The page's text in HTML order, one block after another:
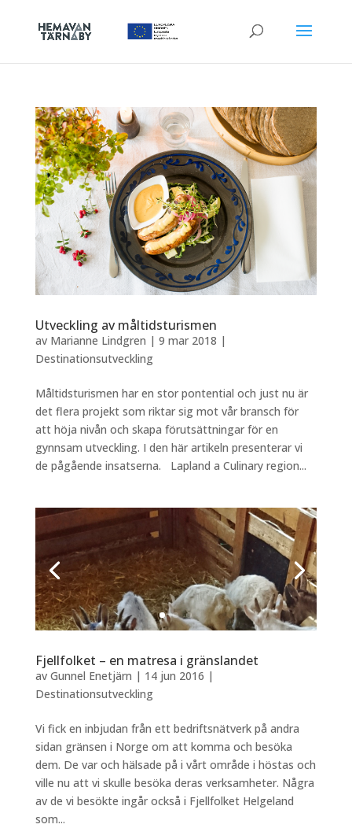
Utveckling av måltidsturismen
av Marianne Lindgren | 9 mar 2018 |
Destinationsutveckling
Måltidsturismen har en stor pontential och just nu är
det flera projekt som riktar sig mot vår bransch för
att höja nivån och skapa förutsättningar för en
gynnsam utveckling. I den här artikeln presenterar vi
de pågående insatserna. Lapland a Culinary region...
Fjellfolket – en matresa i gränslandet
av Gunnel Enetjärn | 14 jun 2016 |
Destinationsutveckling
Vi fick en inbjudan från ett bedriftsnätverk på andra
sidan gränsen i Norge om att komma och besöka
dem. De var och hälsade på i vårt område i höstas och
ville nu att vi skulle besöka deras verksamheter. Några
av de vi besökte ingår också i Fjellfolket Helgeland
som...